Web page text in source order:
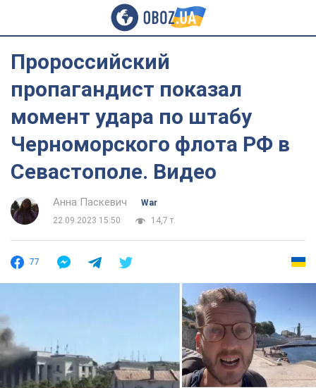
Пророссийский
пропагандист показал
момент удара по штабу
Черноморского флота РФ в
Севастополе. Видео
Анна Паскевич
War
22.09.2023 15:50
14,7 т.
77